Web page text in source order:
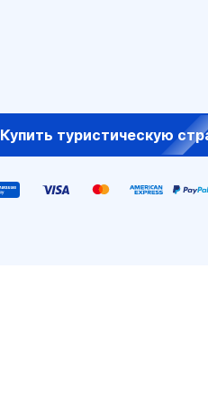
Купить туристическую